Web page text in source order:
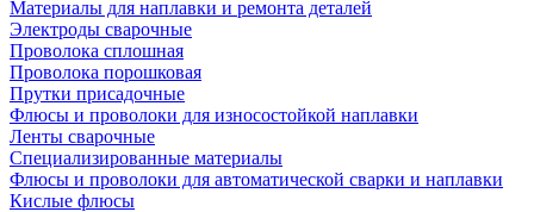
Материалы для наплавки и ремонта деталей
Электроды сварочные
Проволока сплошная
Проволока порошковая
Прутки присадочные
Флюсы и проволоки для износостойкой наплавки
Ленты сварочные
Специализированные материалы
Флюсы и проволоки для автоматической сварки и наплавки
Кислые флюсы